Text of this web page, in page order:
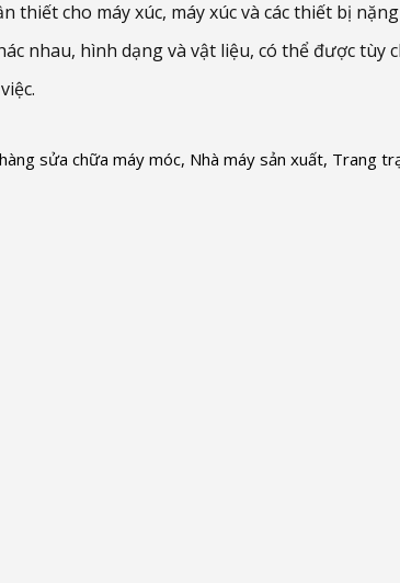
thiết cho máy xúc, máy xúc và các thiết bị
nhau, hình dạng và vật liệu, có thể được tùy
sửa chữa máy móc, Nhà máy sản xuất, Trang